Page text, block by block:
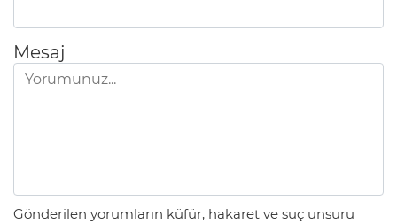
Mesaj
Gönderilen yorumların küfür, hakaret ve suç unsuru